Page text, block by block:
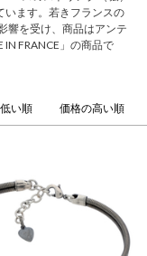
います。若きフランスの
響を受け、商品はアンテ
FRANCE」の商品で
い順 価格の高い順